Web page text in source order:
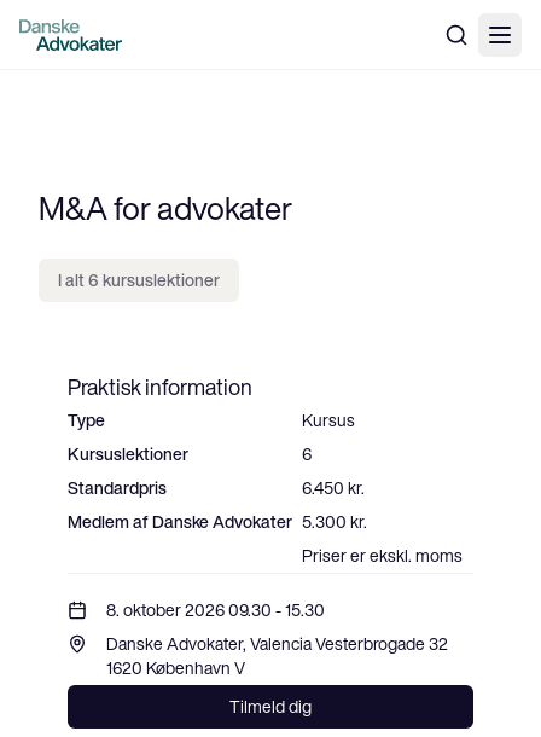
M&A for advokater
I alt 6 kursuslektioner
Praktisk information
Type
Kursus
Kursuslektioner
6
Standardpris
6.450 kr.
Medlem af Danske Advokater 5.300 kr.
Priser er ekskl. moms
8. oktober 2026 09.30 - 15.30
Danske Advokater, Valencia Vesterbrogade 32
1620 København V
Tilmeld dig